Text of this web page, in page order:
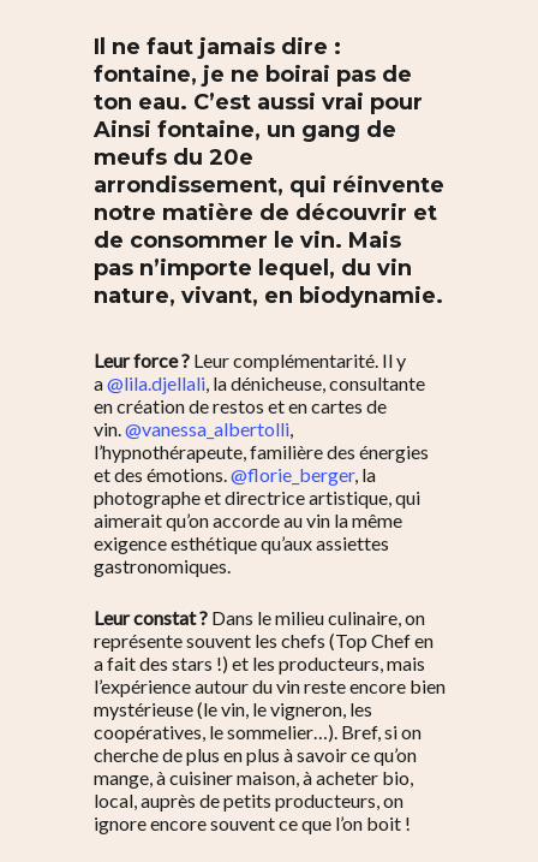
Il ne faut jamais dire :
fontaine, je ne boirai pas de
ton eau. C’est aussi vrai pour
Ainsi fontaine, un gang de
meufs du 20e
arrondissement, qui réinvente
notre matière de découvrir et
de consommer le vin. Mais
pas n’importe lequel, du vin
nature, vivant, en biodynamie.
Leur force ?Leur complémentarité. Il y
a@lila.djellali, la dénicheuse, consultante
en création de restos et en cartes de
vin.@vanessa_albertolli,
l’hypnothérapeute, familière des énergies
et des émotions.@florie_berger, la
photographe et directrice artistique, qui
aimerait qu’on accorde au vin la même
exigence esthétique qu’aux assiettes
gastronomiques.
Leur constat ?Dans le milieu culinaire, on
représente souvent les chefs (Top Chef en
a fait des stars !) et les producteurs, mais
l’expérience autour du vin reste encore bien
mystérieuse (le vin, le vigneron, les
coopératives, le sommelier…). Bref, si on
cherche de plus en plus à savoir ce qu’on
mange, à cuisiner maison, à acheter bio,
local, auprès de petits producteurs, on
ignore encore souvent ce que l’on boit !